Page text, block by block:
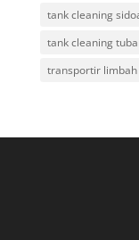
tank cleaning
tank cleaning
transportir limbah